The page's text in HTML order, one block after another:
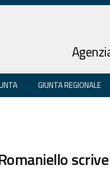
GIUNTA REGIONALE